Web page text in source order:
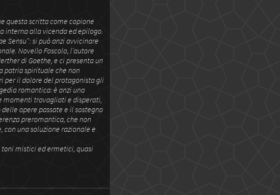
questa scritta come copione
interna alla vicenda ed epilogo.
Sensu": si può anzi avvicinare
Novello Foscolo, l'autore
di Goethe, e ci presenta un
patria spirituale che non
per il dolore del protagonista gli
romantica: è anzi una
momenti travagliati e disperati,
opere passate e il sostegno
preromantica, che non
una soluzione razionale e
mistici ed ermetici, quasi